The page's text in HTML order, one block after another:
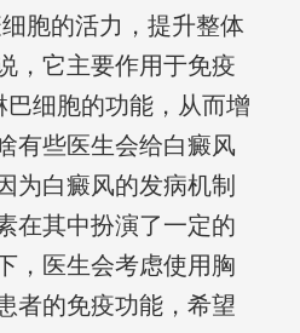
胞的活力，提升整体
，它主要作用于免疫
巴细胞的功能，从而增
有些医生会给白癜风
为白癜风的发病机制
在其中扮演了一定的
，医生会考虑使用胸
者的免疫功能，希望